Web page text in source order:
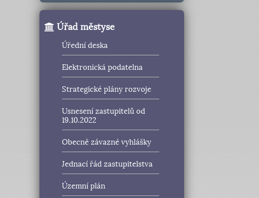
Úřad městyse
Úřední deska
Elektronická podatelna
Strategické plány rozvoje
Usnesení zastupitelů od
19.10.2022
Obecně závazné vyhlášky
Jednací řád zastupitelstva
Územní plán